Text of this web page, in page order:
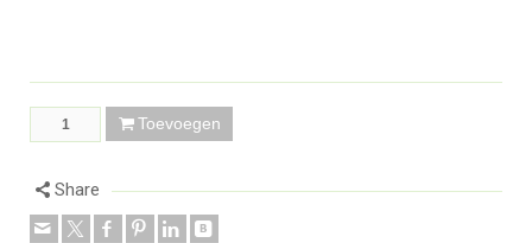
Toevoegen
Share